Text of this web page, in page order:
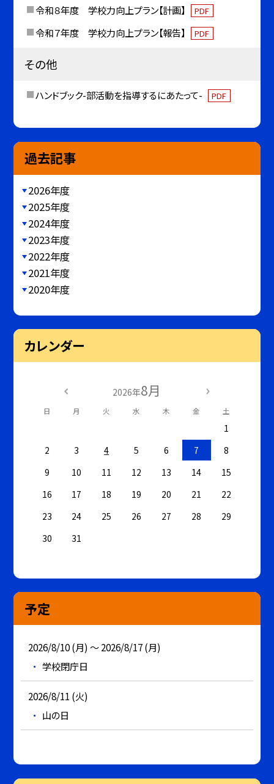
令和８年度 学校力向上プラン【計画】 PDF
令和７年度 学校力向上プラン【報告】 PDF
その他
ハンドブック-部活動を指導するにあたって- PDF
過去記事
2026年度
2025年度
2024年度
2023年度
2022年度
2021年度
2020年度
カレンダー
2026年8月
日 月 火 水 木 金 土
1
2
3 4 5 6 7
8
9
10 11 12 13 14
15
16
17 18 19 20 21
22
23
24 25 26 27 28
29
30
31
予定
2026/8/10 (月) ～ 2026/8/17 (月)
学校閉庁日
2026/8/11 (火)
山の日